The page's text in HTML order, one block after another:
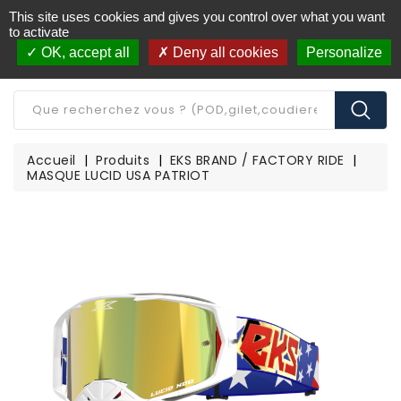
Livraison offerte à partir de 250€ d'achat (*)
CATÉGORIE
Accueil Produits
EKS BRAND / FACTORY RIDE
MASQUE LUCID USA PATRIOT
This site uses cookies and gives you control over what you want
to activate
OK, accept all
Deny all cookies Personalize